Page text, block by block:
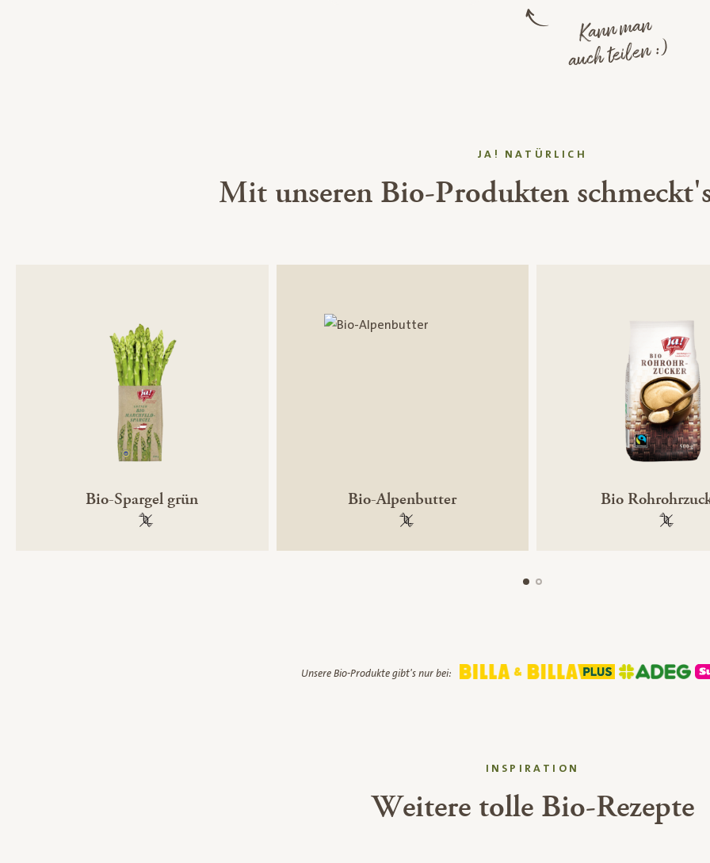
Kann man
auch teilen :)
JA! NATÜRLICH
Mit unseren Bio-Produkten
Bio-Spargel grün
100 % gentechnikfrei
Bio-Alpenbutter
100 % gentechnikfrei
Bio
100 %
Unsere Bio-Produkte gibt's nur bei:
INSPIRATION
Weitere tolle Bio-Rezepte